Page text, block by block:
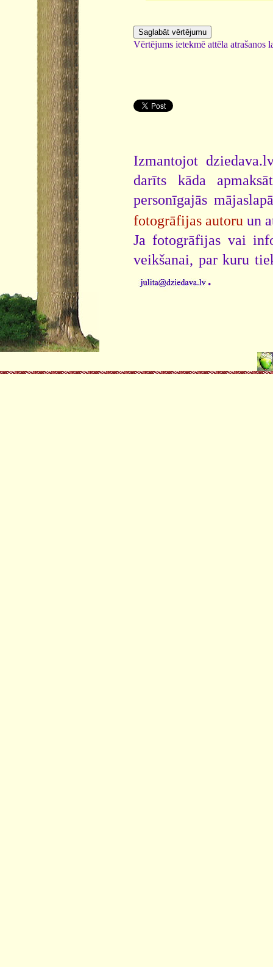
Vērtējums ietekmē attēla atrašanos
Izmantojot
darīts kāda
personīgajās
fotogrāfijas autoru un
Ja fotogrāfijas vai
veikšanai, par kuru
.